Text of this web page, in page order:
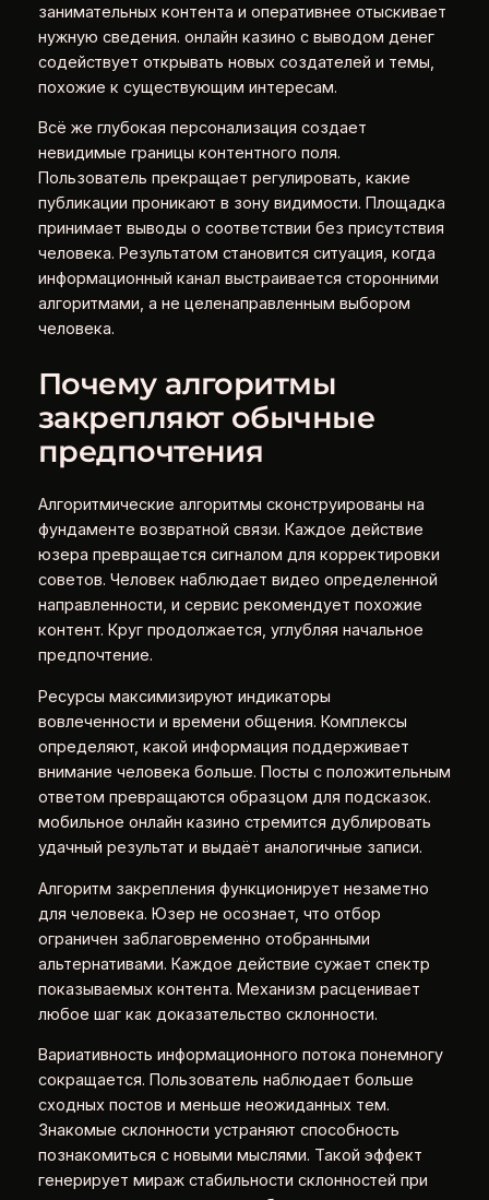
занимательных контента и оперативнее отыскивает
нужную сведения. онлайн казино с выводом денег
содействует открывать новых создателей и темы,
похожие к существующим интересам.
Всё же глубокая персонализация создает
невидимые границы контентного поля.
Пользователь прекращает регулировать, какие
публикации проникают в зону видимости. Площадка
принимает выводы о соответствии без присутствия
человека. Результатом становится ситуация, когда
информационный канал выстраивается сторонними
алгоритмами, а не целенаправленным выбором
человека.
Почему алгоритмы
закрепляют обычные
предпочтения
Алгоритмические алгоритмы сконструированы на
фундаменте возвратной связи. Каждое действие
юзера превращается сигналом для корректировки
советов. Человек наблюдает видео определенной
направленности, и сервис рекомендует похожие
контент. Круг продолжается, углубляя начальное
предпочтение.
Ресурсы максимизируют индикаторы
вовлеченности и времени общения. Комплексы
определяют, какой информация поддерживает
внимание человека больше. Посты с положительным
ответом превращаются образцом для подсказок.
мобильное онлайн казино стремится дублировать
удачный результат и выдаёт аналогичные записи.
Алгоритм закрепления функционирует незаметно
для человека. Юзер не осознает, что отбор
ограничен заблаговременно отобранными
альтернативами. Каждое действие сужает спектр
показываемых контента. Механизм расценивает
любое шаг как доказательство склонности.
Вариативность информационного потока понемногу
сокращается. Пользователь наблюдает больше
сходных постов и меньше неожиданных тем.
Знакомые склонности устраняют способность
познакомиться с новыми мыслями. Такой эффект
генерирует мираж стабильности склонностей при